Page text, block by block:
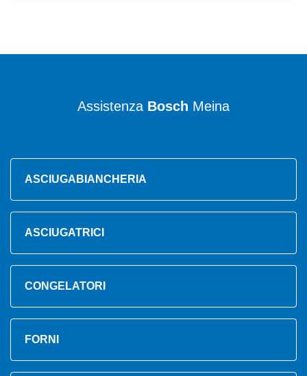
Assistenza Bosch Meina
ASCIUGABIANCHERIA
ASCIUGATRICI
CONGELATORI
FORNI